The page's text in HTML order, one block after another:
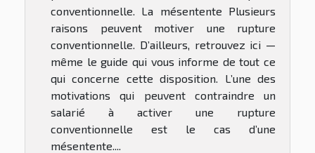
conventionnelle. La mésentente Plusieurs
raisons peuvent motiver une rupture
conventionnelle. D’ailleurs, retrouvez ici —
même le guide qui vous informe de tout ce
qui concerne cette disposition. L’une des
motivations qui peuvent contraindre un
salarié à activer une rupture
conventionnelle est le cas d’une
mésentente....